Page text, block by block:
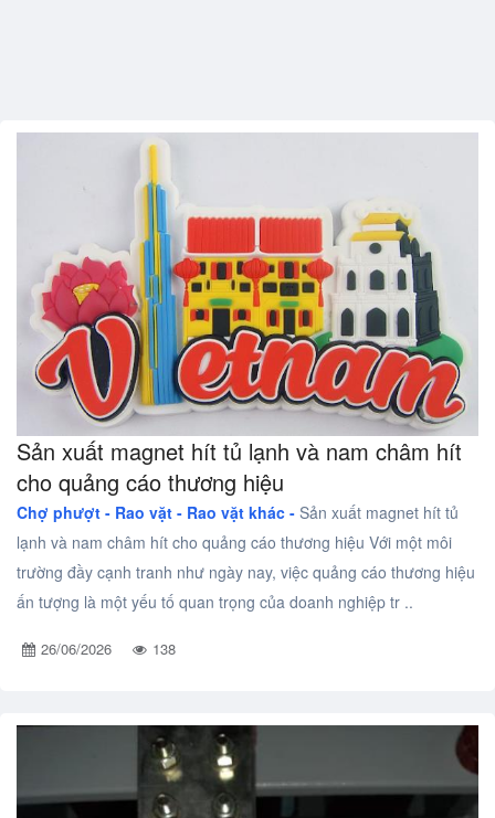
Sản xuất magnet hít tủ lạnh và nam châm hít
cho quảng cáo thương hiệu
Chợ phượt - Rao vặt - Rao vặt khác - Sản xuất magnet hít tủ
lạnh và nam châm hít cho quảng cáo thương hiệu Với một môi
trường đầy cạnh tranh như ngày nay, việc quảng cáo thương hiệu
ấn tượng là một yếu tố quan trọng của doanh nghiệp tr ..
26/06/2026 138